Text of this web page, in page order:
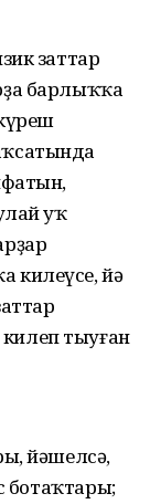
заттар
барлыҡҡа
уҡ
килеүсе, йә
тыуған
йәшелсә,
ботаҡтары;